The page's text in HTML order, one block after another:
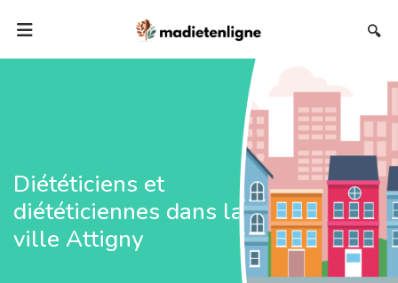
🔍
Diététiciens et
diététiciennes dans la
ville Attigny